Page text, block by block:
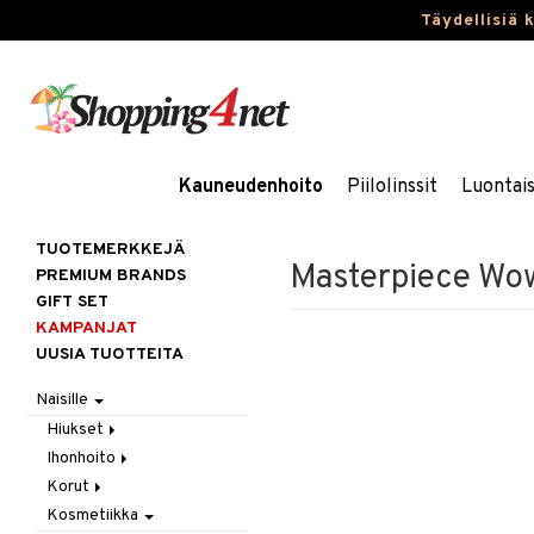
Täydellisiä
Kauneudenhoito Piilolinssit
Masterpiece
TUOTEMERKKEJÄ
PREMIUM BRANDS
GIFT SET
KAMPANJAT
UUSIA TUOTTEITA
Naisille
Hiukset
Gift Set
Harjat / Kammat
Hiuskuurit
Ihonhoito
Aurinkotuotteet
Erikoistuotteet
Korut
Kaulakorut
Kosmetiikka